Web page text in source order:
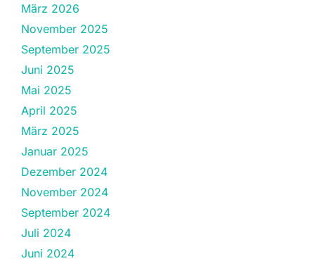
März 2026
November 2025
September 2025
Juni 2025
Mai 2025
April 2025
März 2025
Januar 2025
Dezember 2024
November 2024
September 2024
Juli 2024
Juni 2024